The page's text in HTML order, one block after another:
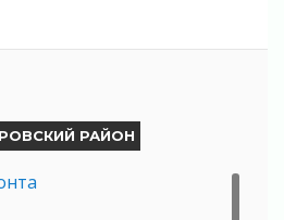
РАЙОН